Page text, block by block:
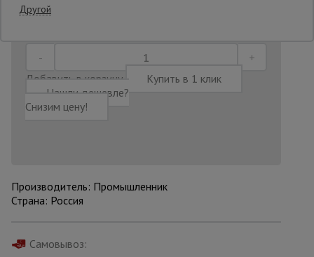
Последнее обновление цены: 30.06.2026
Добавить в корзину
Купить в 1 клик
Нашли дешевле?
Снизим цену!
Производитель: Промышленник
Страна: Россия
Самовывоз:
Другой